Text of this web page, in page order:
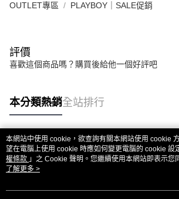
OUTLET專區 PLAYBOY｜SALE促銷
評價
喜歡這個商品嗎？購買後給他一個好評吧
本分類熱銷全站排行
熱門標籤
本網站中使用 cookie，欲查詢有關本網站使用 cookie
望在電腦上使用 cookie 時應如何變更電腦的 cookie 設
權條款 」之 Cookie 聲明。您繼續使用本網站即表示您
用條款之 Cookie 聲明使用 cookie。
了解更多 >